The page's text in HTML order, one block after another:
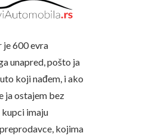
600 evra
unapred, pošto ja
koji nađem, i ako
ja ostajem bez
imaju
kojima